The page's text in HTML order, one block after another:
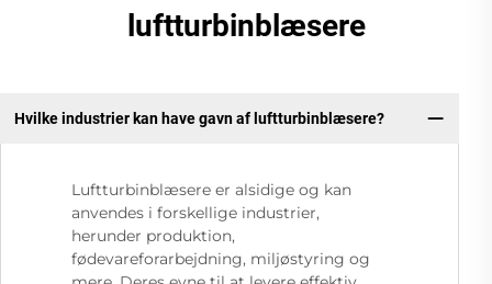
luftturbinblæsere
Hvilke industrier kan have gavn af luftturbinblæsere?
Luftturbinblæsere er alsidige og kan
anvendes i forskellige industrier,
herunder produktion,
fødevareforarbejdning, miljøstyring og